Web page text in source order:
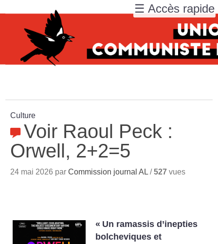
Culture
Voir Raoul Peck :
Orwell, 2+2=5
24 mai 2026 parCommission journal AL /527 vues
« Un ramassis d’inepties
bolcheviques et
☰ Accès rapide